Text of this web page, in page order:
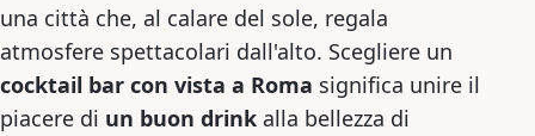
una città che, al calare del sole, regala
atmosfere spettacolari dall'alto. Scegliere un
cocktail bar con vista a Roma significa unire il
piacere di un buon drink alla bellezza di